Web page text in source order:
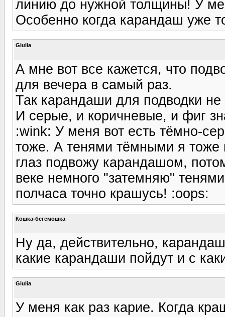
линию до нужной толщины! У
Особенно когда карандаш уже
Giulia
А мне вот все кажется, что
для вечера в самый раз.
Так карандаши для подводки
И серые, и коричневые, и фиг
:wink: У меня вот есть тёмно-
тоже. А тенями тёмными я тоже
глаз подвожу карандашом,
веке немного "затемняю"
полчаса точно крашусь! :oops:
Кошка-бегемошка
Ну да, действительно,
какие карандаши пойдут и с
Giulia
У меня как раз карие. Когда